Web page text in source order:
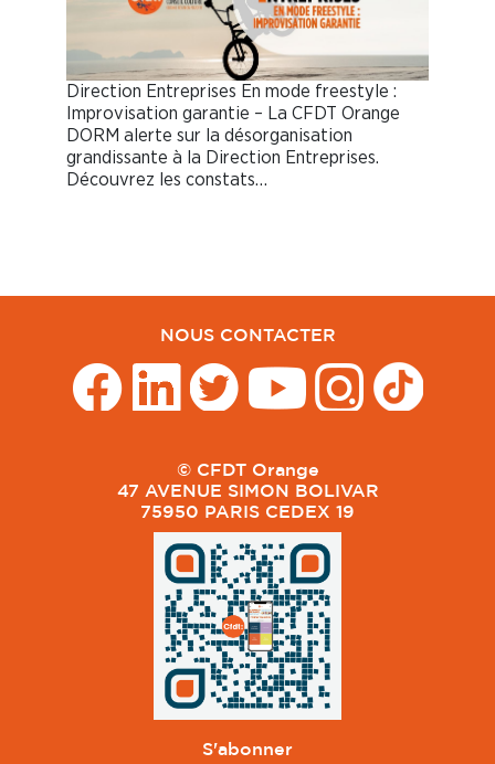
Direction Entreprises En mode freestyle :
Improvisation garantie – La CFDT Orange
DORM alerte sur la désorganisation
grandissante à la Direction Entreprises.
Découvrez les constats…
NOUS CONTACTER
© CFDT Orange
47 AVENUE SIMON BOLIVAR
75950 PARIS CEDEX 19
S'abonner